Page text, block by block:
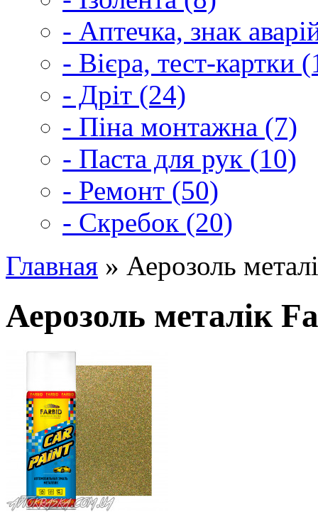
- Аптечка, знак
- Вієра, тест-картки
- Дріт (24)
- Піна монтажна (7)
- Паста для рук (10)
- Ремонт (50)
- Скребок (20)
Главная » Аерозоль
Аерозоль металік